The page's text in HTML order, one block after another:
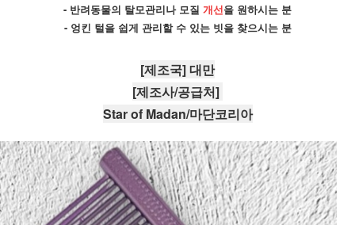
- 반려동물의 탈모관리나 모질 개선을 원하시는 분
- 엉킨 털을 쉽게 관리할 수 있는 빗을 찾으시는 분
[제조국] 대만
[제조사/공급처]
Star of Madan/마단코리아